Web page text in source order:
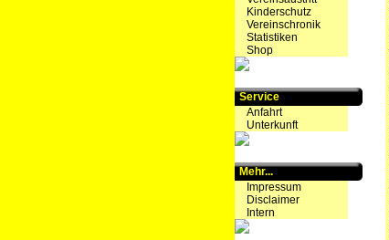
Kinderschutz
Vereinschronik
Statistiken
Shop
Service
Anfahrt
Unterkunft
Mehr...
Impressum
Disclaimer
Intern